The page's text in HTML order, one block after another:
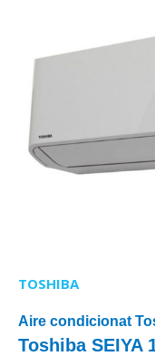
TOSHIBA
Aire condicionat
Toshiba SEIYA